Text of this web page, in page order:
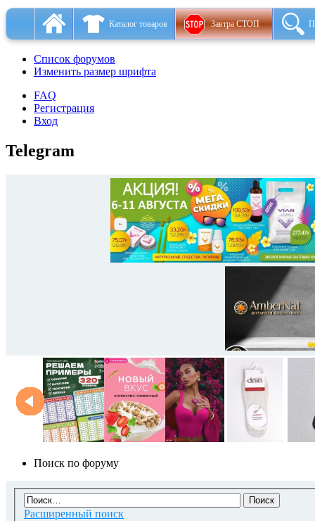
Каталог товаров Завтра СТОП
Список форумов
Изменить размер шрифта
FAQ
Регистрация
Вход
Telegram
Поиск по форуму
Расширенный поиск